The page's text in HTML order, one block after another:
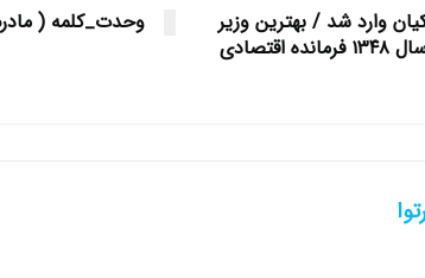
وارد شد / بهترین وزیر
تاریخ اقتصاد ایران از سال ۱۳۴۸ فرمانده اقتصادی
وحدت_کلمه (